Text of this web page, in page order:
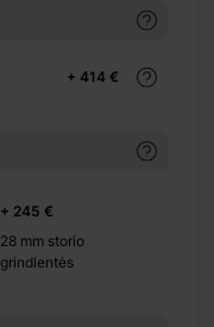
+ 414 €
+ 245 €
28 mm storio
grindlentės